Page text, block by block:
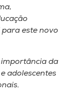
para este novo
importância da
adolescentes